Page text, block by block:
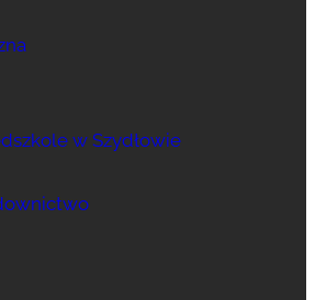
w Szydłowie